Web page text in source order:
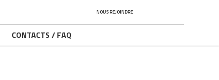
NOUS REJOINDRE
CONTACTS / FAQ